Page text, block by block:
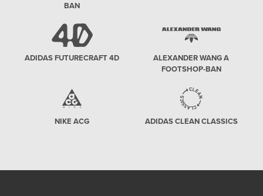
BAN
ADIDAS FUTURECRAFT 4D
ALEXANDER WANG A
FOOTSHOP-BAN
NIKE ACG ADIDAS CLEAN CLASSICS